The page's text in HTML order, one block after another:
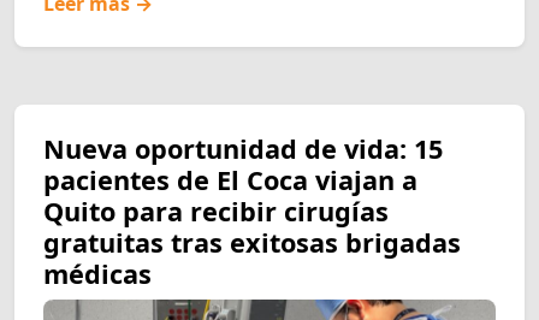
Nueva oportunidad de vida: 15
pacientes de El Coca viajan a
Quito para recibir cirugías
gratuitas tras exitosas brigadas
médicas